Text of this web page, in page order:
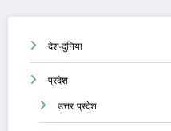
देश-दुनिया
प्रदेश
उत्तर प्रदेश